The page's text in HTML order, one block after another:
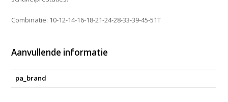
Combinatie: 10-12-14-16-18-21-24-28-33-39-45-51T
Aanvullende informatie
pa_brand